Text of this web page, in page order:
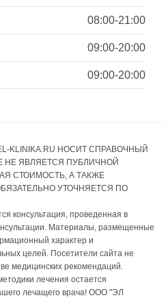
08:00-21:00
09:00-20:00
09:00-20:00
KLINIKA.RU НОСИТ СПРАВОЧНЫЙ
НЕ ЯВЛЯЕТСЯ ПУБЛИЧНОЙ
СТОИМОСТЬ, А ТАКЖЕ
УТОЧНЯЕТСЯ ПО
консультация, проведенная в
Материалы, размещенные
характер и
целей. Посетители сайта не
медицинских рекомендаций.
лечения остается
лечащего врача! ООО "ЭЛ